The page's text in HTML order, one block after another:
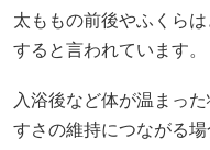
太ももの前後やふくら
すると言われています。
入浴後など体が温まっ
すさの維持につながる場